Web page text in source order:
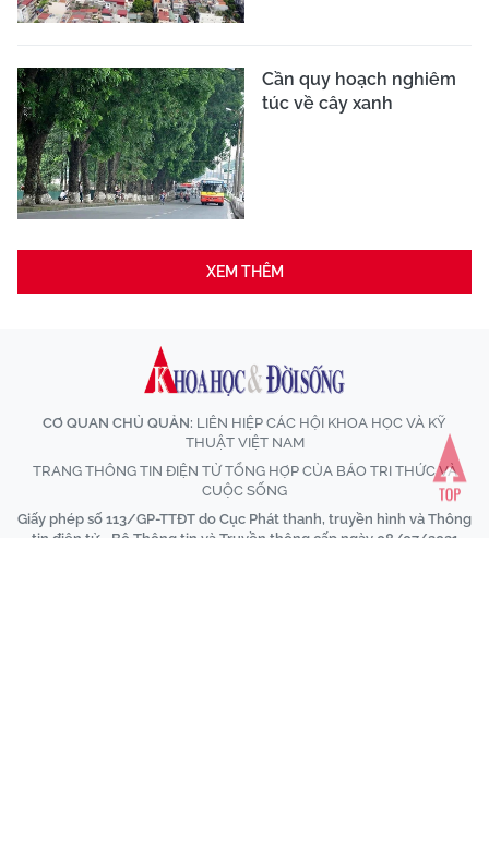
Cần quy hoạch nghiêm
túc về cây xanh
XEM THÊM
CƠ QUAN CHỦ QUẢN: LIÊN HIỆP CÁC HỘI KHOA HỌC VÀ KỸ
THUẬT VIỆT NAM
TRANG THÔNG TIN ĐIỆN TỬ TỔNG HỢP CỦA BÁO TRI THỨC VÀ
CUỘC SỐNG
Giấy phép số 113/GP-TTĐT do Cục Phát thanh, truyền hình và Thông
tin điện tử - Bộ Thông tin và Truyền thông cấp ngày 08/07/2021